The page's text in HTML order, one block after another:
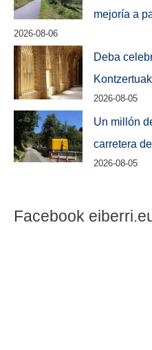
mejoría a
2026-08-06
Deba
2026-08-05
Un millón
carretera
2026-08-05
Facebook